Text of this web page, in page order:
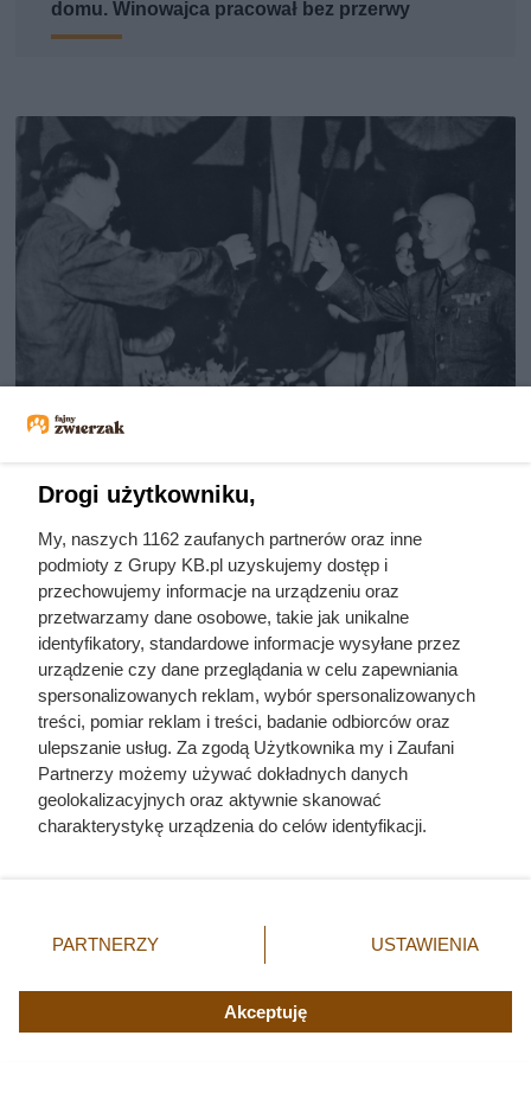
domu. Winowajca pracował bez przerwy
Doprowadził do śmierci większej
liczby ludzi niż Hitler i Stalin
razem wzięci. Mimo to czczą go
jako bohatera
Dziennikarze ujawnili
pochodzenie mięsa z Dino. Klienci
Drogi użytkowniku,
My, naszych 1162 zaufanych partnerów oraz inne
podmioty z Grupy KB.pl uzyskujemy dostęp i
przechowujemy informacje na urządzeniu oraz
przetwarzamy dane osobowe, takie jak unikalne
identyfikatory, standardowe informacje wysyłane przez
urządzenie czy dane przeglądania w celu zapewniania
spersonalizowanych reklam, wybór spersonalizowanych
treści, pomiar reklam i treści, badanie odbiorców oraz
ulepszanie usług. Za zgodą Użytkownika my i Zaufani
Partnerzy możemy używać dokładnych danych
geolokalizacyjnych oraz aktywnie skanować
charakterystykę urządzenia do celów identyfikacji.
zmienić/wycofać klikając przycisk ustawień prywatności
znajdujący się w lewym dolnym rogu strony. Niektóre
użytkownika, ale masz prawo sprzeciwić się takiemu
przetwarzaniu. Preferencje będą miały zastosowania tylko
PARTNERZY USTAWIENIA
Akceptuję